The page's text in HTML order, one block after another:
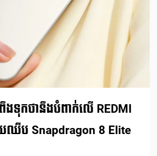
ងទុកថានឹងបំពាក់លើ REDMI
ឈីប Snapdragon 8 Elite